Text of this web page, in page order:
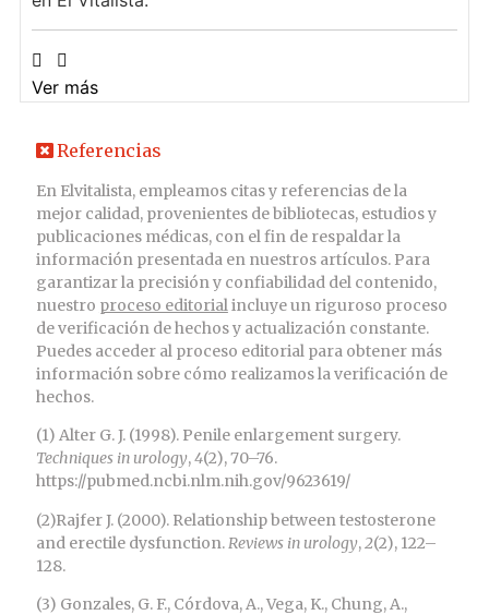
Ver más
Referencias
En Elvitalista, empleamos citas y referencias de la
mejor calidad, provenientes de bibliotecas, estudios y
publicaciones médicas, con el fin de respaldar la
información presentada en nuestros artículos. Para
garantizar la precisión y confiabilidad del contenido,
nuestro proceso editorialincluye un riguroso proceso
de verificación de hechos y actualización constante.
Puedes acceder al proceso editorial para obtener más
información sobre cómo realizamos la verificación de
hechos.
(1) Alter G. J. (1998). Penile enlargement surgery.
Techniques in urology,4(2), 70–76.
https://pubmed.ncbi.nlm.nih.gov/9623619/
(2)Rajfer J. (2000). Relationship between testosterone
and erectile dysfunction. Reviews in urology, 2(2), 122–
128.
(3) Gonzales, G. F., Córdova, A., Vega, K., Chung, A.,